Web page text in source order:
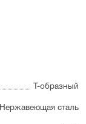
Т-образный
Нержавеющая сталь